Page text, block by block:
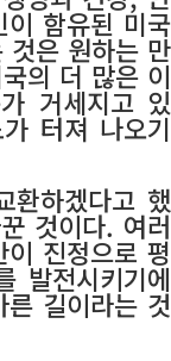
함유된 미국
것은 원하는 만
의 더 많은 이
거세지고 있
터져 나오기
환하겠다고 했
것이다. 여러
이 진정으로 평
발전시키기에
길이라는 것